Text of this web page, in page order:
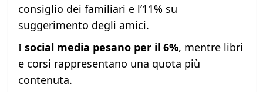
consiglio dei familiari e l’11% su
suggerimento degli amici.
I social media pesano per il 6%, mentre libri
e corsi rappresentano una quota più
contenuta.